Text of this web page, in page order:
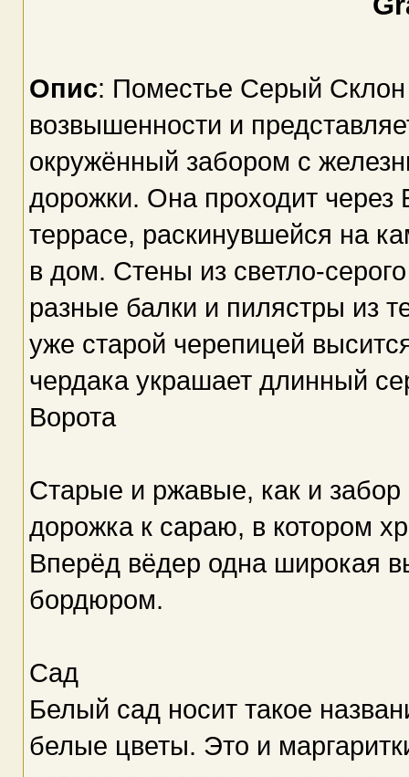
Опис: Поместье Серый Склон
возвышенности и
окружённый забором с
дорожки. Она проходит через
террасе, раскинувшейся на
в дом. Стены из светло-
разные балки и пилястры из
уже старой черепицей
чердака украшает длинный
Ворота
Старые и ржавые, как и забор
дорожка к сараю, в котором
Вперёд вёдер одна широкая
бордюром.
Сад
Белый сад носит такое
белые цветы. Это и